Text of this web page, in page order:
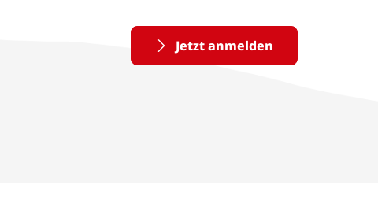
Jetzt anmelden